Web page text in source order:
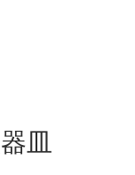
皿